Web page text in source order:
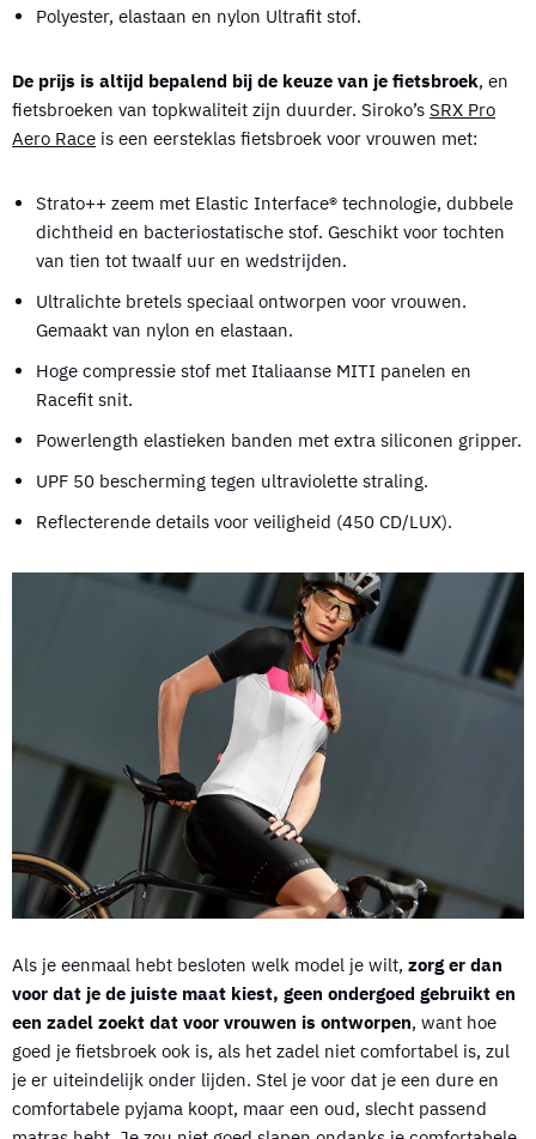
Polyester, elastaan en nylon Ultrafit stof.
De prijs is altijd bepalend bij de keuze van je fietsbroek, en
fietsbroeken van topkwaliteit zijn duurder. Siroko’s SRX Pro
Aero Race is een eersteklas fietsbroek voor vrouwen met:
Strato++ zeem met Elastic Interface® technologie, dubbele
dichtheid en bacteriostatische stof. Geschikt voor tochten
van tien tot twaalf uur en wedstrijden.
Ultralichte bretels speciaal ontworpen voor vrouwen.
Gemaakt van nylon en elastaan.
Hoge compressie stof met Italiaanse MITI panelen en
Racefit snit.
Powerlength elastieken banden met extra siliconen gripper.
UPF 50 bescherming tegen ultraviolette straling.
Reflecterende details voor veiligheid (450 CD/LUX).
Als je eenmaal hebt besloten welk model je wilt, zorg er dan
voor dat je de juiste maat kiest, geen ondergoed gebruikt en
een zadel zoekt dat voor vrouwen is ontworpen, want hoe
goed je fietsbroek ook is, als het zadel niet comfortabel is, zul
je er uiteindelijk onder lijden. Stel je voor dat je een dure en
comfortabele pyjama koopt, maar een oud, slecht passend